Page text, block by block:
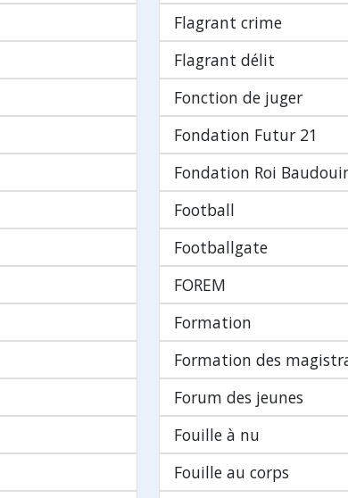
Flagrant crime
Flagrant délit
Fonction de juger
Fondation Futur 21
Fondation Roi
Football
Footballgate
FOREM
Formation
Formation des
Forum des jeunes
Fouille à nu
Fouille au corps